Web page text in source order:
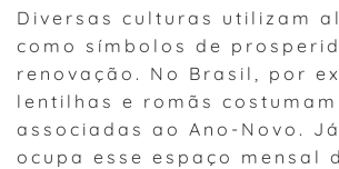
Diversas culturas utilizam
como símbolos de
renovação. No Brasil, por
lentilhas e romãs
associadas ao Ano-Novo.
ocupa esse espaço mensal